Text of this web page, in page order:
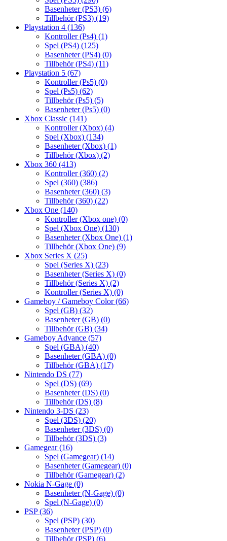
Basenheter (PS3) (6)
Tillbehör (PS3) (19)
Playstation 4 (136)
Kontroller (Ps4) (1)
Spel (PS4) (125)
Basenheter (PS4) (0)
Tillbehör (PS4) (11)
Playstation 5 (67)
Kontroller (Ps5) (0)
Spel (Ps5) (62)
Tillbehör (Ps5) (5)
Basenheter (Ps5) (0)
Xbox Classic (141)
Kontroller (Xbox) (4)
Spel (Xbox) (134)
Basenheter (Xbox) (1)
Tillbehör (Xbox) (2)
Xbox 360 (413)
Kontroller (360) (2)
Spel (360) (386)
Basenheter (360) (3)
Tillbehör (360) (22)
Xbox One (140)
Kontroller (Xbox one) (0)
Spel (Xbox One) (130)
Basenheter (Xbox One) (1)
Tillbehör (Xbox One) (9)
Xbox Series X (25)
Spel (Series X) (23)
Basenheter (Series X) (0)
Tillbehör (Series X) (2)
Kontroller (Series X) (0)
Gameboy / Gameboy Color(66)
Spel (GB) (32)
Basenheter (GB) (0)
Tillbehör (GB) (34)
Gameboy Advance (57)
Spel (GBA) (40)
Basenheter (GBA) (0)
Tillbehör (GBA) (17)
Nintendo DS (77)
Spel (DS) (69)
Basenheter (DS) (0)
Tillbehör (DS) (8)
Nintendo 3-DS (23)
Spel (3DS) (20)
Basenheter (3DS) (0)
Tillbehör (3DS) (3)
Gamegear(16)
Spel (Gamegear) (14)
Basenheter (Gamegear) (0)
Tillbehör (Gamegear) (2)
Nokia N-Gage (0)
Basenheter (N-Gage) (0)
Spel (N-Gage) (0)
PSP(36)
Spel (PSP) (30)
Basenheter (PSP) (0)
Tillbehör (PSP) (6)